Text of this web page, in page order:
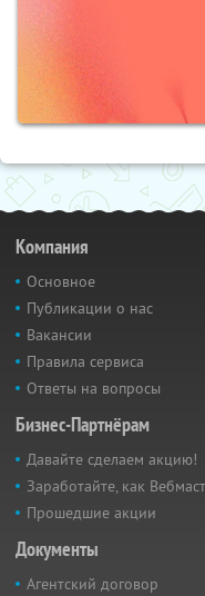
Компания
Основное
Публикации о нас
Вакансии
Правила сервиса
Ответы на вопросы
Бизнес-Партнёрам
Давайте сделаем акцию!
Заработайте, как
Прошедшие акции
Документы
Агентский договор